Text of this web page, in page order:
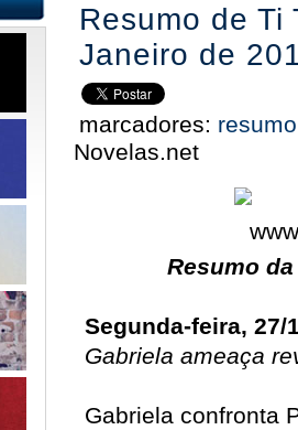
Resumo de Ti
Janeiro de
marcadores:
Novelas.net
Resumo
Segunda-feira, 27/
Gabriela ameaça
Gabriela confronta